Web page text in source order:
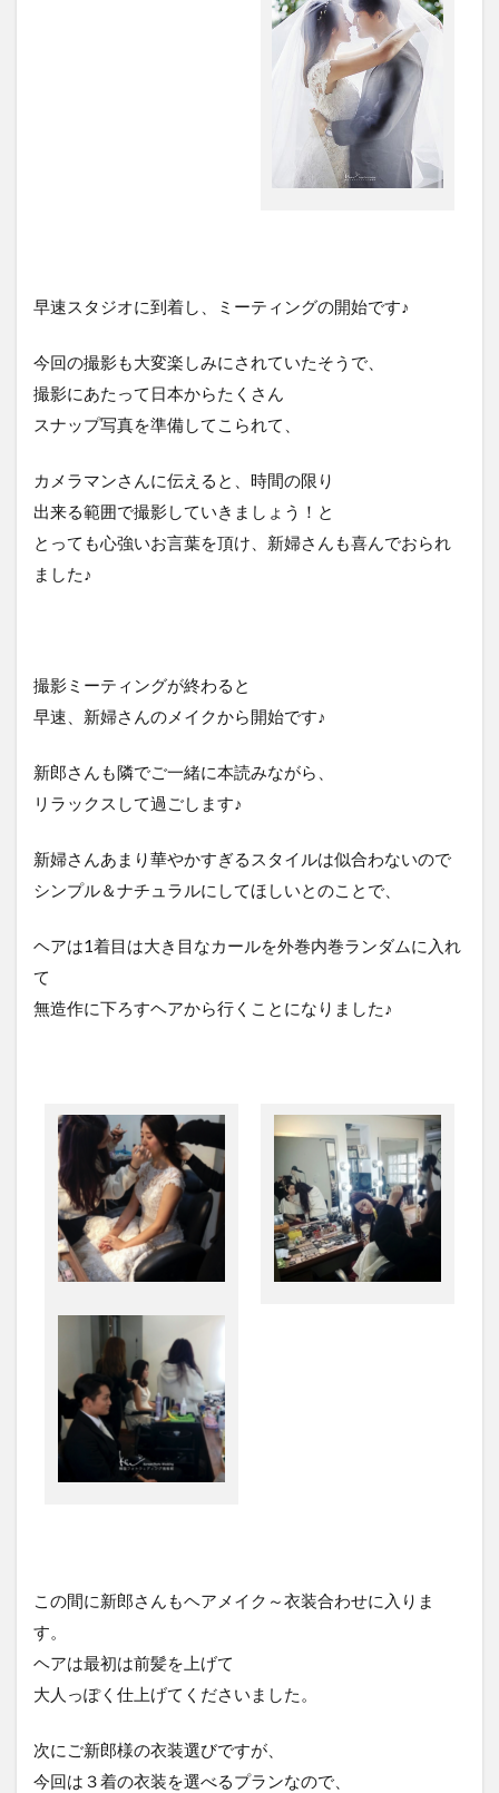
早速スタジオに到着し、ミーティングの開始です♪
今回の撮影も大変楽しみにされていたそうで、
撮影にあたって日本からたくさん
スナップ写真を準備してこられて、
カメラマンさんに伝えると、時間の限り
出来る範囲で撮影していきましょう！と
とっても心強いお言葉を頂け、新婦さんも喜んでおられ
ました♪
撮影ミーティングが終わると
早速、新婦さんのメイクから開始です♪
新郎さんも隣でご一緒に本読みながら、
リラックスして過ごします♪
新婦さんあまり華やかすぎるスタイルは似合わないので
シンプル＆ナチュラルにしてほしいとのことで、
ヘアは1着目は大き目なカールを外巻内巻ランダムに入れ
て
無造作に下ろすヘアから行くことになりました♪
この間に新郎さんもヘアメイク～衣装合わせに入りま
す。
ヘアは最初は前髪を上げて
大人っぽく仕上げてくださいました。
次にご新郎様の衣装選びですが、
今回は３着の衣装を選べるプランなので、